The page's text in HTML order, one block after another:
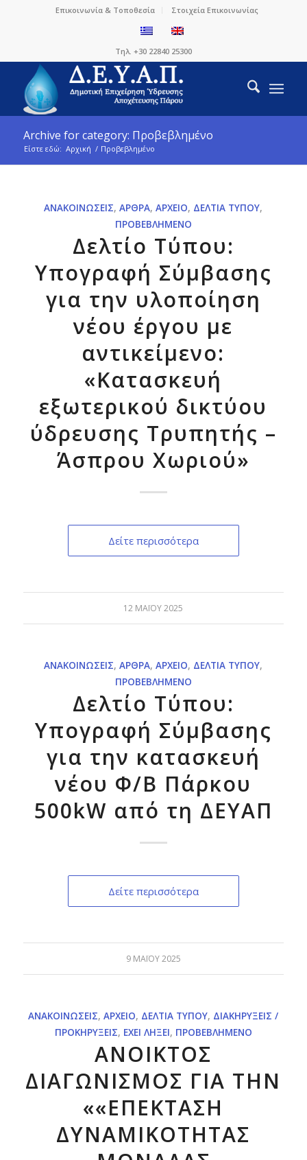
Επικοινωνία & Τοποθεσία Στοιχεία Επικοινωνίας
Τηλ. +30 22840 25300
Archive for category: Προβεβλημένο
Είστε εδώ: Αρχική / Προβεβλημένο
ΑΝΑΚΟΙΝΏΣΕΙΣ,ΆΡΘΡΑ,ΑΡΧΕΊΟ, ΔΕΛΤΊΑ ΤΎΠΟΥ,
ΠΡΟΒΕΒΛΗΜΈΝΟ
Δελτίο Τύπου:
Υπογραφή Σύμβασης
για την υλοποίηση
νέου έργου με
αντικείμενο:
«Κατασκευή
εξωτερικού δικτύου
ύδρευσης Τρυπητής –
Άσπρου Χωριού»
Δείτε περισσότερα
12 ΜΑΪ́ΟΥ 2025
ΑΝΑΚΟΙΝΏΣΕΙΣ,ΆΡΘΡΑ,ΑΡΧΕΊΟ, ΔΕΛΤΊΑ ΤΎΠΟΥ,
ΠΡΟΒΕΒΛΗΜΈΝΟ
Δελτίο Τύπου:
Υπογραφή Σύμβασης
για την κατασκευή
νέου Φ/Β Πάρκου
500kW από τη ΔΕΥΑΠ
Δείτε περισσότερα
9 ΜΑΪ́ΟΥ 2025
ΑΝΑΚΟΙΝΏΣΕΙΣ,ΑΡΧΕΊΟ, ΔΕΛΤΊΑ ΤΎΠΟΥ, ΔΙΑΚΗΡΎΞΕΙΣ /
ΠΡΟΚΗΡΎΞΕΙΣ, ΈΧΕΙ ΛΉΞΕΙ, ΠΡΟΒΕΒΛΗΜΈΝΟ
ΑΝΟΙΚΤΟΣ
ΔΙΑΓΩΝΙΣΜΟΣ ΓΙΑ ΤΗΝ
««ΕΠΕΚΤΑΣΗ
ΔΥΝΑΜΙΚΟΤΗΤΑΣ